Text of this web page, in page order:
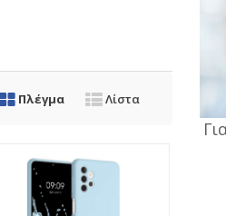
Πλέγμα Λίστα